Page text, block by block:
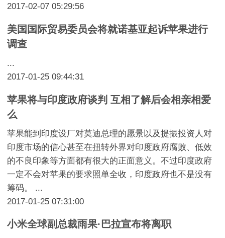
2017-02-07 05:29:56
美国国际贸易委员会将就诺基亚起诉苹果进行
调查
...
2017-01-25 09:44:31
苹果将与印度政府谈判 互相了解后会相亲相爱
么
苹果能到印度设厂对莫迪总理的愿景以及提振投资人对
印度市场的信心甚至在扭转外界对印度政府腐败、低效
的不良印象等方面都有很大的正面意义。不过印度政府
一定不会对苹果的要求照单全收，印度政府也不是没有
筹码。 ...
2017-01-25 07:31:00
小米全球副总裁雨果·巴拉宣布将离职